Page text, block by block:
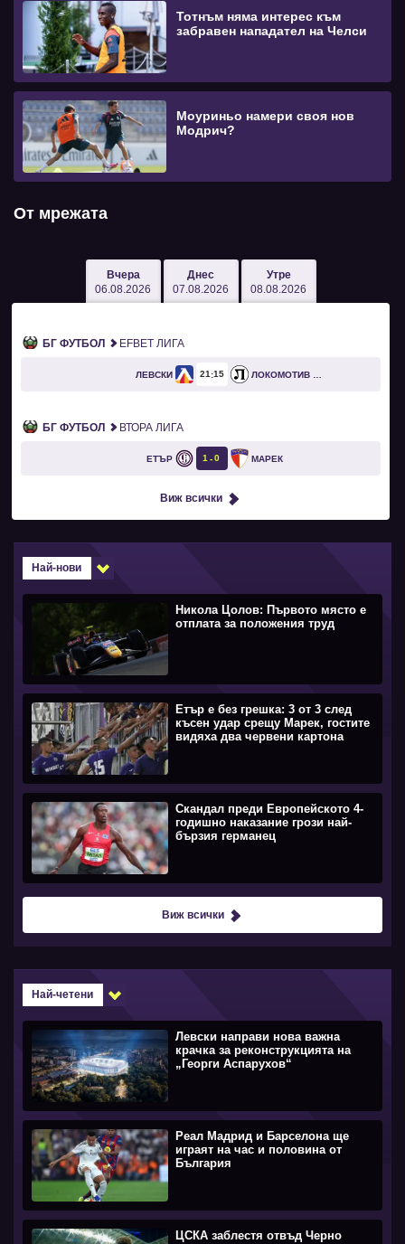
Тотнъм няма интерес към
забравен нападател на Челси
Моуриньо намери своя нов
Модрич?
От мрежата
Вчера
06.08.2026
Днес
07.08.2026
Утре
08.08.2026
БГ ФУТБОЛ EFBET ЛИГА
ЛЕВСКИ 21 15
БГ ФУТБОЛ ВТОРА ЛИГА
ЕТЪР 1 0 МАРЕК
Виж всички
Най-нови
Никола Цолов: Първото място е
отплата за положения труд
Етър е без грешка: 3 от 3 след
късен удар срещу Марек, гостите
видяха два червени картона
Скандал преди Европейското 4-
годишно наказание грози най-
бързия германец
Виж всички
Най-четени
Левски направи нова важна
крачка за реконструкцията на
„Георги Аспарухов“
Реал Мадрид и Барселона ще
играят на час и половина от
България
ЦСКА заблестя отвъд Черно